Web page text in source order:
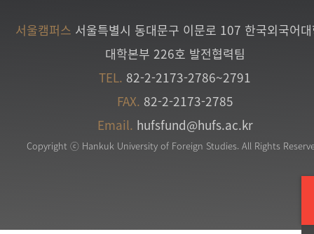
서울캠퍼스 서울특별시 동대문구 이문로 107 한국외국어
대학본부 226호 발전협력팀
TEL. 82-2-2173-2786~2791
FAX. 82-2-2173-2785
Email. hufsfund@hufs.ac.kr
Copyright ⓒ Hankuk University of Foreign Studies. All Rights